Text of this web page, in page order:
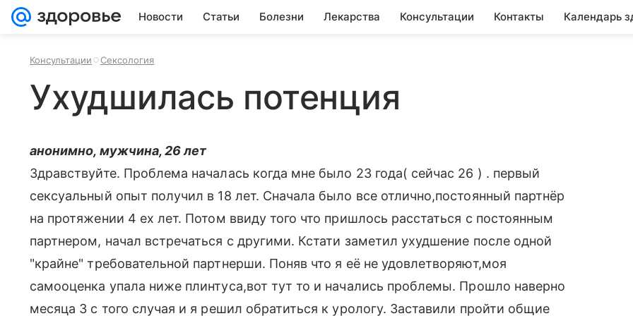
Новости Статьи Болезни Лекарства Консультации Контакты Календарь
Консультации Сексология
Ухудшилась потенция
анонимно, мужчина, 26 лет
Здравствуйте. Проблема началась когда мне было 23 года( сейчас 26 ) . первый
сексуальный опыт получил в 18 лет. Сначала было все отлично,постоянный партнёр
на протяжении 4 ех лет. Потом ввиду того что пришлось расстаться с постоянным
партнером, начал встречаться с другими. Кстати заметил ухудшение после одной
"крайне" требовательной партнерши. Поняв что я её не удовлетворяют,моя
самооценка упала ниже плинтуса,вот тут то и начались проблемы. Прошло наверно
месяца 3 с того случая и я решил обратиться к урологу. Заставили пройти общие